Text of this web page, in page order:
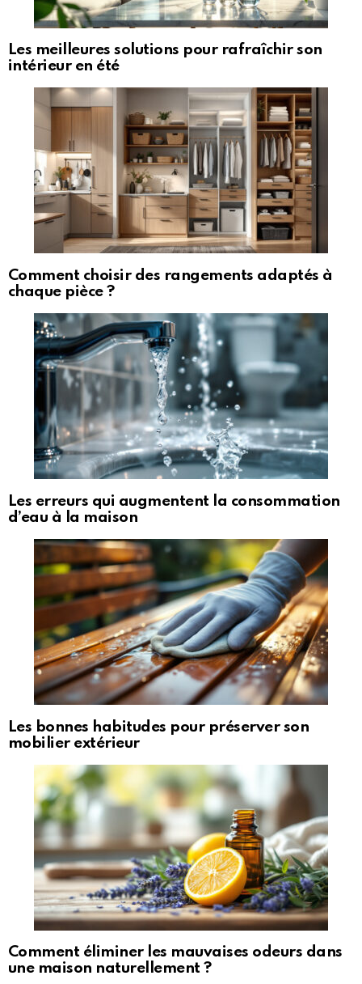
Les meilleures solutions pour rafraîchir son
intérieur en été
Comment choisir des rangements adaptés à
chaque pièce ?
Les erreurs qui augmentent la consommation
d’eau à la maison
Les bonnes habitudes pour préserver son
mobilier extérieur
Comment éliminer les mauvaises odeurs dans
une maison naturellement ?